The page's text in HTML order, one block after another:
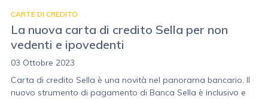
CARTE DI CREDITO
La nuova carta di credito Sella per non
vedenti e ipovedenti
03 Ottobre 2023
Carta di credito Sella è una novità nel panorama bancario. Il
nuovo strumento di pagamento di Banca Sella è inclusivo e